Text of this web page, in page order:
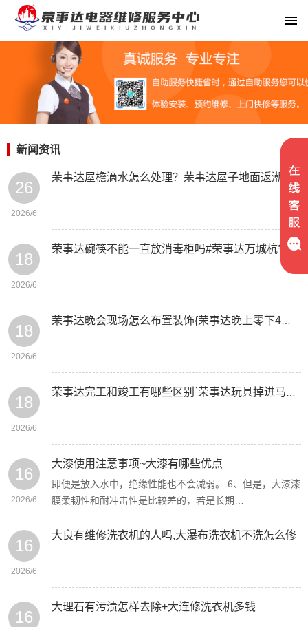
新闻资讯
26
2026/6
荣事达屋檐滴水怎么处理？荣事达屋子地面返潮湿怎么办
18
2026/6
荣事达碗筷不能一直放消毒柜吗#荣事达万城杭宁府属于海宁吗
18
2026/6
18
2026/6
16
2026/6
大漆使用注意事项~大漆有哪些优点
即便是放入水中，绝缘性能也不会减弱。 6、但是，大漆漆
膜柔韧性和耐冲击性是比较差的，若是长期…
16
2026/6
大良有维修洗衣机的人吗,大瀑布洗衣机不洗怎么修
16
大理石有污渍怎样去除+大连修洗衣机多钱